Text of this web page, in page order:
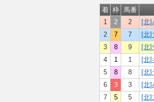
着 枠 馬番
1
2 2 [北]
2
7 7 [北]
3
8 9 [北]
4
1 1 [北]
5
8 8 [北]
6
3 3 [北]
7
5 5 [北]